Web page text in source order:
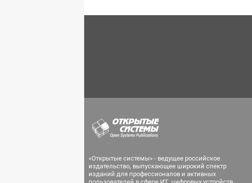
«Открытые системы» - ведущее российское
издательство, выпускающее широкий спектр
изданий для профессионалов и активных